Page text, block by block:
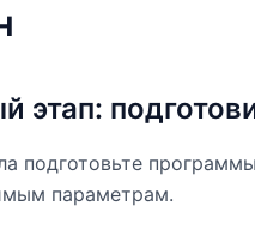
этап:
подготовьте
параметрам.